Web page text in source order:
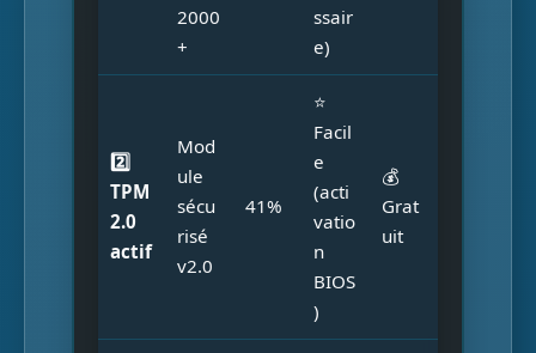
2000
+
ssair
e)
2️⃣
TPM
2.0
actif
Mod
ule
sécu
risé
v2.0
41%
⭐
Facil
e
(acti
vatio
n
BIOS
)
💰
Grat
uit